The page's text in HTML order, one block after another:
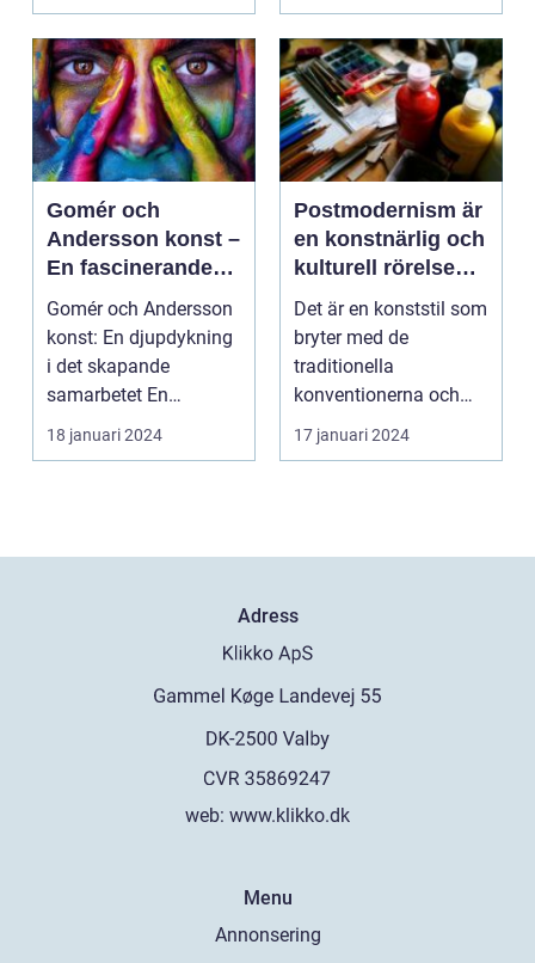
Gomér och
Andersson konst –
En fascinerande
utforskning av det
kreativa
samarbetet
Gomér och Andersson
konst: En djupdykning
i det skapande
samarbetet En
övergripande, grundlig
över...
18 januari 2024
Postmodernism är
en konstnärlig och
kulturell rörelse
som började ta
form under 1960-
talet och fortsatte
att växa i
de kommande
årtiondena
Det är en konststil som
bryter med de
traditionella
konventionerna och
utmanar den
etablerade normen...
17 januari 2024
Adress
web: www.klikko.dk
Menu
Annonsering